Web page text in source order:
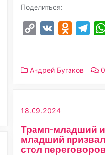
Поделиться:
Copy
VK
Андрей Бугаков 0
18.09.2024
Трамп-младший
младший
стол